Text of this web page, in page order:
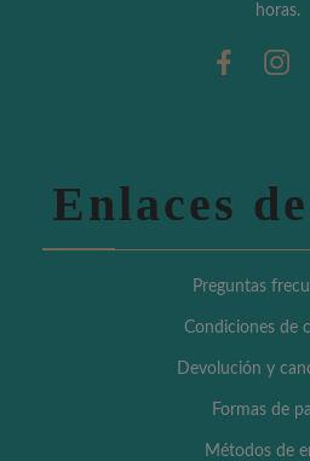
horas.
Enlaces
Preguntas
Condiciones de
Devolución y
Formas de
Métodos de